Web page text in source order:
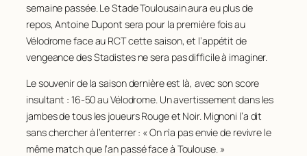
semaine passée. Le Stade Toulousain aura eu plus de
repos, Antoine Dupont sera pour la première fois au
Vélodrome face au RCT cette saison, et l’appétit de
vengeance des Stadistes ne sera pas difficile à imaginer.
Le souvenir de la saison dernière est là, avec son score
insultant : 16-50 au Vélodrome. Un avertissement dans les
jambes de tous les joueurs Rouge et Noir. Mignoni l’a dit
sans chercher à l’enterrer : « On n’a pas envie de revivre le
même match que l’an passé face à Toulouse. »